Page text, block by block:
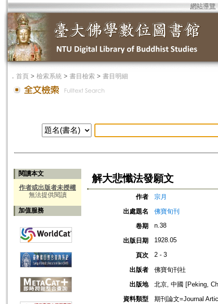
網站導覽
． 首頁 > 檢索系統 > 書目檢索 > 書目明細
閱讀本文
作者或出版者未授權
無法提供閱讀
加值服務
解大悲懺法發願文
作者
宗月
出處題名
佛寶旬刊
卷期
n.38
出版日期 1928.05
頁次 2 - 3
出版者
佛寶旬刊社
出版地
北京, 中國 [Peking,
資料類型
期刊論文=Journal